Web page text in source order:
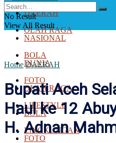
DUNIA
OLAH RAGA
BOLA
FOTO
LIFESTYLE
LINGKUNGAN
DAERAH
NASIONAL
DUNIA
OLAH RAGA
BOLA
FOTO
No Result
View All Result
Home DAERAH
Bupati Aceh
Haul ke 12
H. Adnan